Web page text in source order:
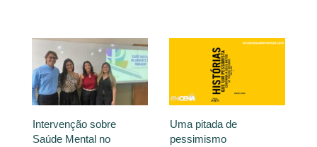
Intervenção sobre
Saúde Mental no
Uma pitada de
pessimismo